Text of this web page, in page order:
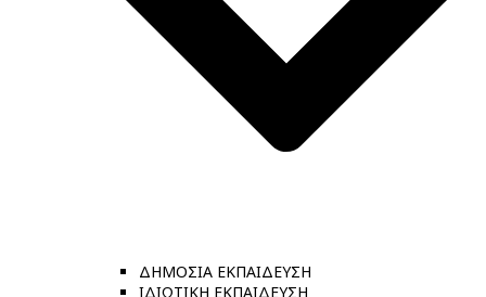
ΔΗΜΟΣΙΑ ΕΚΠΑΙΔΕΥΣΗ
ΙΔΙΩΤΙΚΗ ΕΚΠΑΙΔΕΥΣΗ